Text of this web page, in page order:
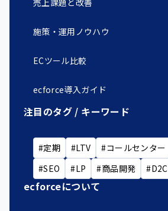
売上課題と改善
施策・運用ノウハウ
ECツール比較
ecforce導入ガイド
注目のタグ / キーワード
#定期 #LTV #コールセンター
#SEO
#LP #商品開発 #D2C
ecforceについて